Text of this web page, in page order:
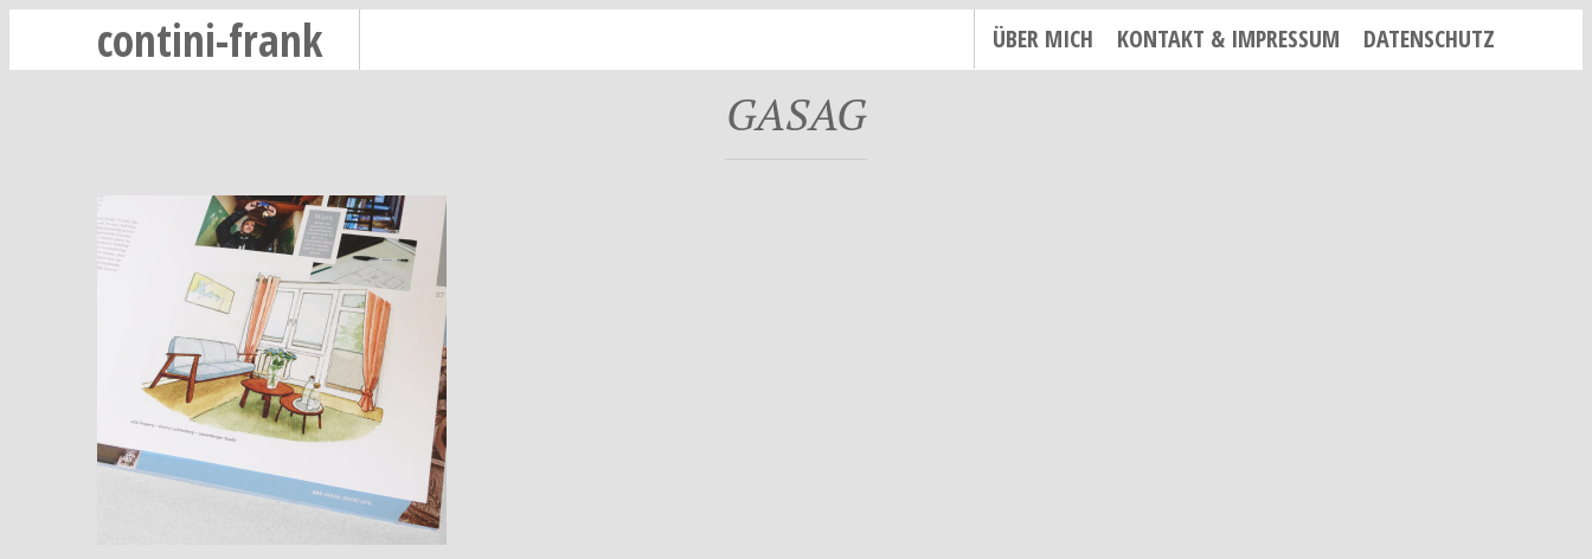
contini-frank ÜBER MICH KONTAKT & IMPRESSUM DATENSCHUTZ
GASAG